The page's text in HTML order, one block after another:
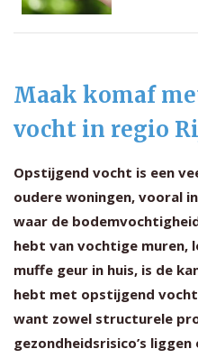
Maak komaf
vocht in regio
Opstijgend vocht is een
oudere woningen, vooral
waar de
hebt van vochtige muren,
muffe geur in huis, is de
hebt met opstijgend
want zowel structurele
gezondheidsrisico’s